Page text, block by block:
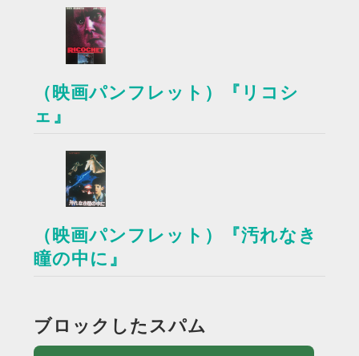
（映画パンフレット）『リコシ
ェ』
（映画パンフレット）『汚れなき
瞳の中に』
ブロックしたスパム